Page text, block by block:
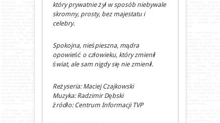
który prywatnie żył w sposób niebywale
skromny, prosty, bez majestatu i
celebry.
Spokojna, nieśpieszna, mądra
opowieść o człowieku, który zmienił
świat, ale sam nigdy się nie zmienił.
Reżyseria: Maciej Czajkowski
Muzyka: Radzimir Dębski
źródło: Centrum Informacji TVP